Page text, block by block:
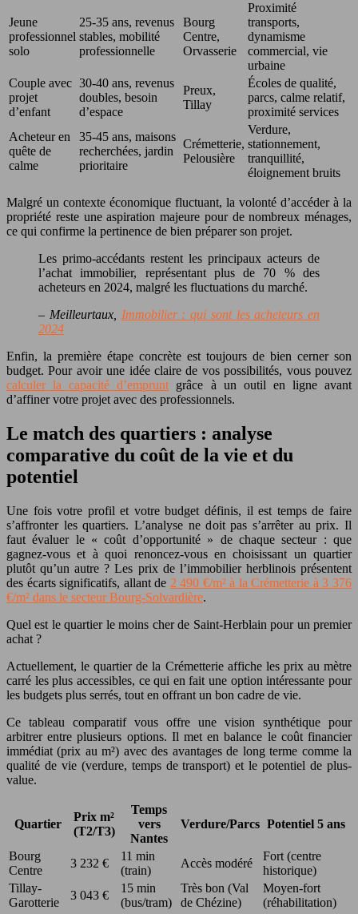
Jeune
professionnel
solo
25-35 ans, revenus
stables, mobilité
professionnelle
Bourg
Centre,
Orvasserie
Proximité
transports,
dynamisme
commercial, vie
urbaine
Couple avec
projet
d’enfant
30-40 ans, revenus
doubles, besoin
d’espace
Preux,
Tillay
Écoles de qualité,
parcs, calme relatif,
proximité services
Acheteur en
quête de
calme
35-45 ans, maisons
recherchées, jardin
prioritaire
Crémetterie,
Pelousière
Verdure,
stationnement,
tranquillité,
éloignement bruits
Malgré un contexte économique fluctuant, la volonté d’accéder à la
propriété reste une aspiration majeure pour de nombreux ménages,
ce qui confirme la pertinence de bien préparer son projet.
Les primo-accédants restent les principaux acteurs de
l’achat immobilier, représentant plus de 70 % des
acheteurs en 2024, malgré les fluctuations du marché.
– Meilleurtaux, Immobilier : qui sont les acheteurs en
2024
Enfin, la première étape concrète est toujours de bien cerner son
budget. Pour avoir une idée claire de vos possibilités, vous pouvez
calculer la capacité d’emprunt grâce à un outil en ligne avant
d’affiner votre projet avec des professionnels.
Le match des quartiers : analyse
comparative du coût de la vie et du
potentiel
Une fois votre profil et votre budget définis, il est temps de faire
s’affronter les quartiers. L’analyse ne doit pas s’arrêter au prix. Il
faut évaluer le « coût d’opportunité » de chaque secteur : que
gagnez-vous et à quoi renoncez-vous en choisissant un quartier
plutôt qu’un autre ? Les prix de l’immobilier herblinois présentent
des écarts significatifs, allant de 2 490 €/m² à la Crémetterie à 3 376
€/m² dans le secteur Bourg-Solvardière.
Quel est le quartier le moins cher de Saint-Herblain pour un premier
achat ?
Actuellement, le quartier de la Crémetterie affiche les prix au mètre
carré les plus accessibles, ce qui en fait une option intéressante pour
les budgets plus serrés, tout en offrant un bon cadre de vie.
Ce tableau comparatif vous offre une vision synthétique pour
arbitrer entre plusieurs options. Il met en balance le coût financier
immédiat (prix au m²) avec des avantages de long terme comme la
qualité de vie (verdure, temps de transport) et le potentiel de plus-
value.
Quartier
Prix m²
(T2/T3)
Temps
vers
Nantes
Verdure/Parcs Potentiel 5 ans
Bourg
Centre
3 232 €
11 min
(train)
Accès modéré
Fort (centre
historique)
Tillay-
Garotterie
3 043 €
15 min
(bus/tram)
Très bon (Val
de Chézine)
Moyen-fort
(réhabilitation)